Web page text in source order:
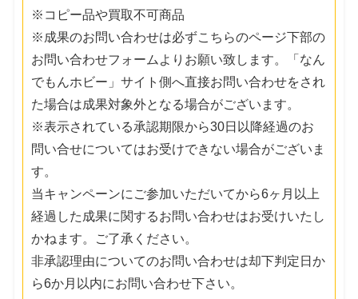
※コピー品や買取不可商品
※成果のお問い合わせは必ずこちらのページ下部の
お問い合わせフォームよりお願い致します。「なん
でもんホビー」サイト側へ直接お問い合わせをされ
た場合は成果対象外となる場合がございます。
※表示されている承認期限から30日以降経過のお
問い合せについてはお受けできない場合がございま
す。
当キャンペーンにご参加いただいてから6ヶ月以上
経過した成果に関するお問い合わせはお受けいたし
かねます。ご了承ください。
非承認理由についてのお問い合わせは却下判定日か
ら6か月以内にお問い合わせ下さい。